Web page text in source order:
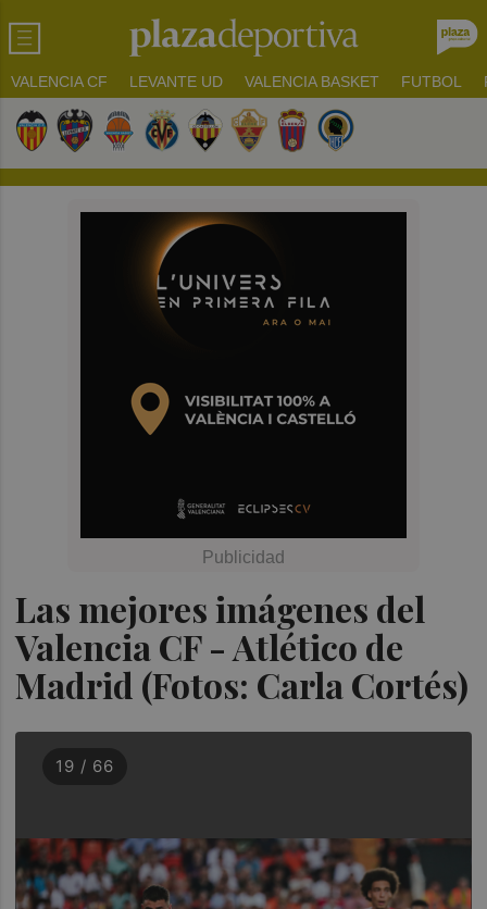
VALENCIA CF LEVANTE UD VALENCIA BASKET FUTBOL
Las mejores imágenes del
Valencia CF - Atlético de
Madrid (Fotos: Carla Cortés)
19 / 66